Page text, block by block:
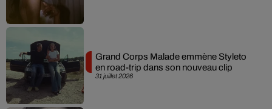
31 juillet 2026
Grand Corps Malade emmène Styleto
en road-trip dans son nouveau clip